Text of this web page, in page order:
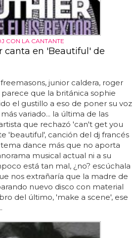
CON LA CANTANTE
canta en 'Beautiful' de
junior caldera, roger
parece que la británica sophie
el gustillo a eso de poner su voz
variado... la última de las
que rechazó 'can't get you
'beautiful', canción del dj francés
dance más que no aporta
musical actual ni a su
está tan mal, ¿no? escúchala
nos extrañaría que la madre de
nuevo disco con material
del último, 'make a scene', ese